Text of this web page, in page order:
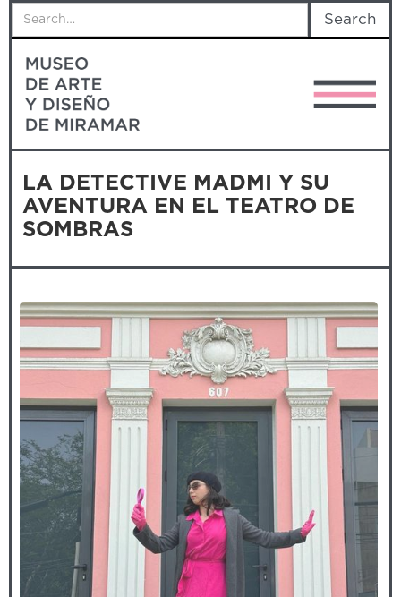
LA DETECTIVE MADMI Y SU
AVENTURA EN EL TEATRO DE
SOMBRAS